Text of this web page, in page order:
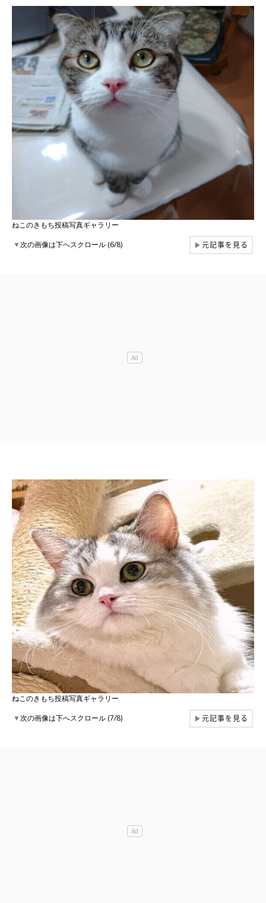
ねこのきもち投稿写真ギャラリー
▼次の画像は下へスクロール (6/8) ▶元記事を見る
ねこのきもち投稿写真ギャラリー
▼次の画像は下へスクロール (7/8) ▶元記事を見る